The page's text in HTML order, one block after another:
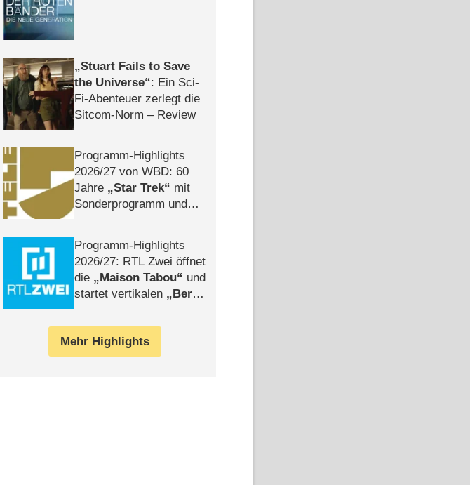
Stuart Fails to Save
the Universe : Ein Sci-
Fi-Abenteuer zerlegt die
Sitcom-Norm – Review
Programm-Highlights
2026/​27 von WBD: 60
Jahre
Star Trek
mit
Sonderprogramm und
Programm-Highlights
2026/​27: RTL Zwei öffnet
die
Maison Tabou
und
startet vertikalen
Berlin
Mehr Highlights